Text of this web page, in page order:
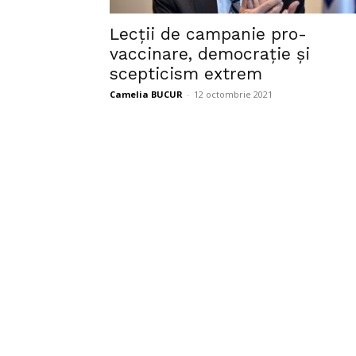
Lecții de campanie pro-
vaccinare, democrație și
scepticism extrem
Camelia BUCUR - 12 octombrie 2021